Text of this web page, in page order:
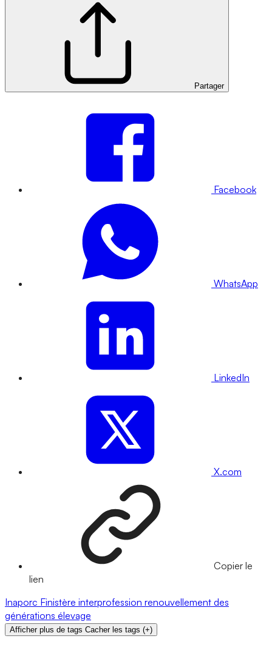
Partager
Facebook
WhatsApp
LinkedIn
X.com
Copier le
lien
Inaporc Finistère interprofession renouvellement des
générations élevage
Afficher plus de tags Cacher les tags (+)